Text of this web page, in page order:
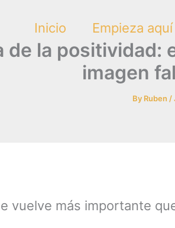
Inicio Empieza aquí
de la positividad:
imagen
By Ruben /
vuelve más importante